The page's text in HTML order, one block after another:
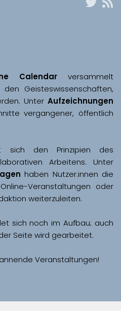
Calendar versammelt
Geisteswissenschaften,
Unter Aufzeichnungen
vergangener, öffentlich
sich den Prinzipien des
Arbeitens. Unter
haben Nutzer:innen die
Veranstaltungen oder
weiterzuleiten.
sich noch im Aufbau; auch
Veranstaltungen!